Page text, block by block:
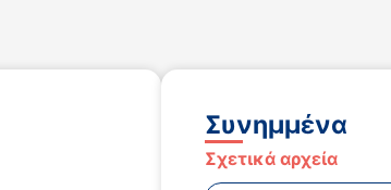
Συνημμένα
Σχετικά αρχεία